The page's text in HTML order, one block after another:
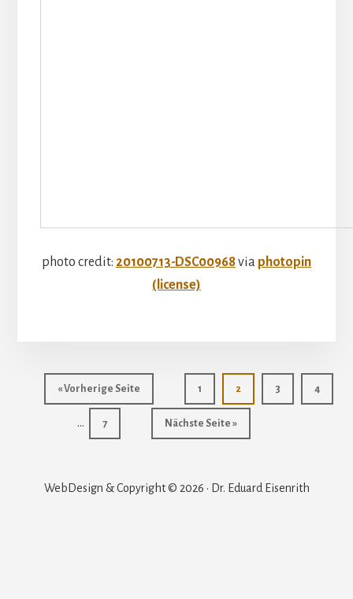
photo credit: 20100713-DSC00968via photopin
(license)
« Vorherige Seiteaufrufen Seite
1 Seite
2 Seite
3 Seite
4
Weggelassene
Zwischenseiten
… Seite
7 Nächste Seite aufrufen
»
WebDesign & Copyright © 2026 · Dr. Eduard Eisenrith